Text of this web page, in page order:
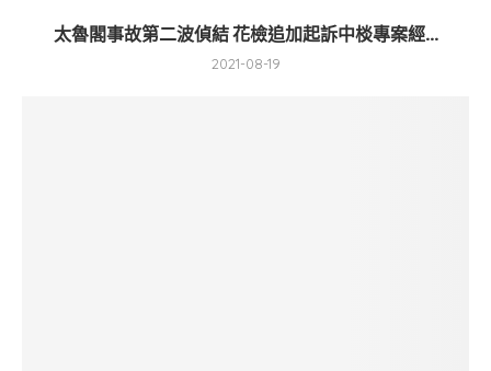
太魯閣事故第二波偵結 花檢追加起訴中棪專案經...
2021-08-19